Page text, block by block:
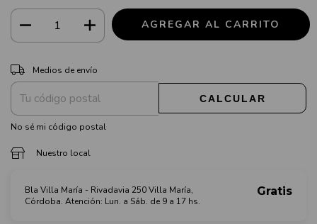
Entregas para el CP:
Medios de envío
CALCULAR
No sé mi código postal
Nuestro local
Bla Villa María - Rivadavia 250 Villa María,
Córdoba. Atención: Lun. a Sáb. de 9 a 17 hs.
Gratis